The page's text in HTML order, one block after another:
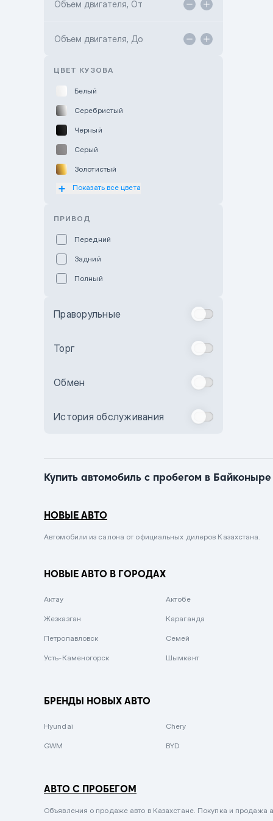
Hyundai ShymCity
Объем двигателя, От
Объем двигателя, До
ЦВЕТ КУЗОВА
Белый
Серебристый
Черный
Серый
Золотистый
Оранжевый
Бежевый
Комбинированный
Серый металлик
Черный металлик
Стальной
Серебристый металлик
Бело-Дымчатый
Светло-зелёный металлик
Бирюзовый
Зеленый металлик
Показать все цвета
ПРИВОД
Передний
Задний
Полный
Праворульные
Торг
Обмен
История обслуживания
Купить автомобиль с пробегом в
НОВЫЕ АВТО
Автомобили из салона от официальных дилеров Казахстана.
НОВЫЕ АВТО В ГОРОДАХ
Актау Актобе
Жезказган Караганда
Петропавловск Семей
Усть-Каменогорск Шымкент
БРЕНДЫ НОВЫХ АВТО
Hyundai Chery
GWM BYD
АВТО С ПРОБЕГОМ
Объявления о продаже авто в Казахстане. Покупка и продажа